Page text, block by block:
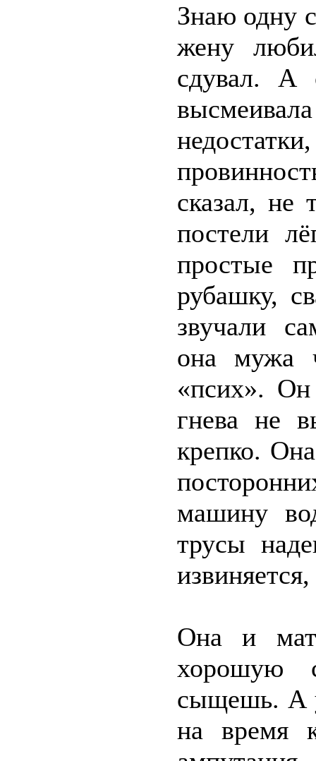
Знаю одну
жену
сдувал. А
сказал, не
постели
простые
рубашку,
звучали
она мужа
«псих». Он
гнева не
крепко.
машину
трусы
Она и
хорошую
сыщешь. А
на время